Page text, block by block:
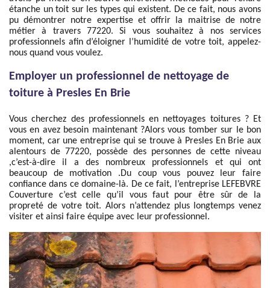
étanche un toit sur les types qui existent. De ce fait, nous avons
pu démontrer notre expertise et offrir la maitrise de notre
métier à travers 77220. Si vous souhaitez à nos services
professionnels afin d’éloigner l’humidité de votre toit, appelez-
nous quand vous voulez.
Employer un professionnel de nettoyage de
toiture à Presles En Brie
Vous cherchez des professionnels en nettoyages toitures ? Et
vous en avez besoin maintenant ?Alors vous tomber sur le bon
moment, car une entreprise qui se trouve à Presles En Brie aux
alentours de 77220, possède des personnes de cette niveau
,c’est-à-dire il a des nombreux professionnels et qui ont
beaucoup de motivation .Du coup vous pouvez leur faire
confiance dans ce domaine-là. De ce fait, l’entreprise LEFEBVRE
Couverture c’est celle qu’il vous faut pour être sûr de la
propreté de votre toit. Alors n’attendez plus longtemps venez
visiter et ainsi faire équipe avec leur professionnel.